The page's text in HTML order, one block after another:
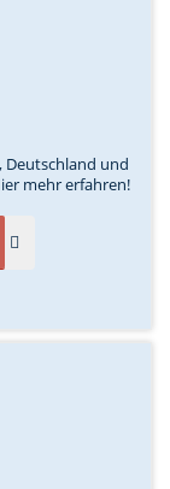
Deutschland und
mehr erfahren!